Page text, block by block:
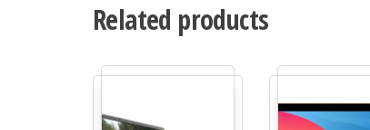
Related products